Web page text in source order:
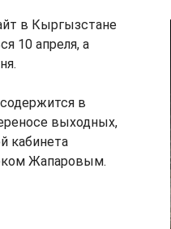
в Кыргызстане
10 апреля, а
в
выходных,
кабинета
Жапаровым.